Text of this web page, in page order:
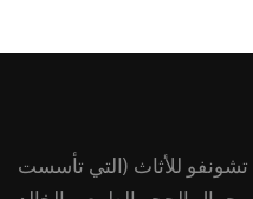
للأثاث (التي تأسست